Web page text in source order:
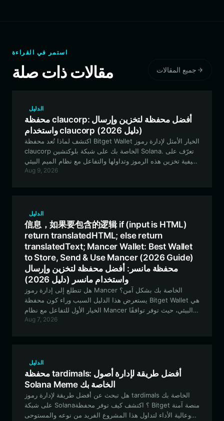
استمر في القراءة
مقالات ذات صلة جميع المقالات
الدليل
محفظة claucorp: أفضل محفظة لتخزين وإرسال
واستخدام claucorp (دليل 2026)
اكتشف لماذا تُعد محفظة Bitget Wallet الخيار الأمثل لإدارة رموز
claucorp الخاصة بك على شبكة بلوكتشين Solana. تعرّف على
كيفية تخزين هذه الرموز وتداولها والتفاعل مع نظام الميم البيئي
القائم على الذكاء الاصطناعي هذا بشكل آمن، باستخدام أكثر
Aug 9, 2026
الدليل
信息，如果要包含的逻辑 if (input is HTML)
return translatedHTML; else return
translatedText; Mancer Wallet: Best Wallet
to Store, Send & Use Mancer (2026 Guide)
محفظة مانسر: أفضل محفظة لتخزين وإرسال
واستخدام مانسر (دليل 2026)
هل تتطلع إلى إدارة رموز Mancer الخاصة بك بشكل آمن؟
يستعرض هذا الدليل السبب وراء كون محفظة Bitget Wallet هي
الخيار الأول للتفاعل مع نظام Mancer البيئي، حيث توفر توافقًا
سلسًا مع شبكة EVM وميزات متقدمة لتداول العملات الميمية
Aug 7, 2026
الدليل
محفظة tardimals: أفضل طريقة لإدارة أصول
Solana Meme الخاصة بك
هل تبحث عن أفضل طريقة لإدارة رموز tardimals الخاصة بك
على شبكة Solana؟ اكتشف كيف توفر محفظة Bitget منصة آمنة
وعالية الأداء لتداول هذا المشروع الفريد من نوعه والمستوحى